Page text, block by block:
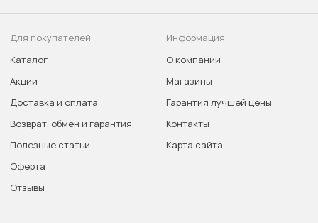
Для покупателей
Каталог
Акции
Доставка и оплата
Возврат, обмен и гарантия
Полезные статьи
Оферта
Отзывы
Информация
О компании
Магазины
Гарантия лучшей цены
Контакты
Карта сайта